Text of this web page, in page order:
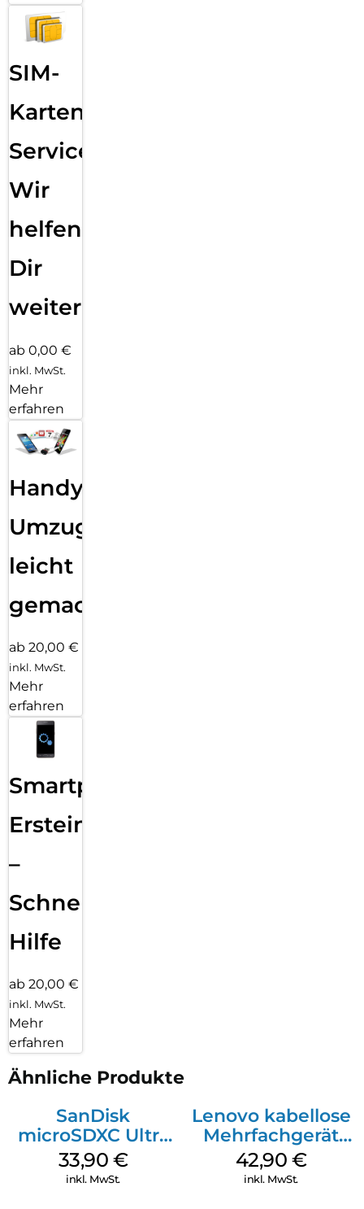
SIM-
Karten
Service:
Wir
helfen
Dir
weiter
ab 0,00 €
inkl. MwSt.
Mehr
erfahren
Handy
Umzug
leicht
gemacht!
ab 20,00 €
inkl. MwSt.
Mehr
erfahren
Smartphone
Ersteinrichtung
–
Schnelle
Hilfe
ab 20,00 €
inkl. MwSt.
Mehr
erfahren
Ähnliche Produkte
SanDisk
microSDXC Ultra
128 GB + Adapter
Mobile
33,90 €
inkl. MwSt.
Lenovo kabellose
Mehrfachgerät
Luna Grey
42,90 €
inkl. MwSt.